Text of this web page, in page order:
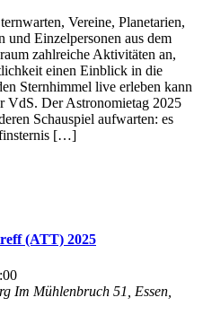
Vereine, Planetarien,
und Einzelpersonen aus dem
zahlreiche Aktivitäten an,
einen Einblick in die
Sternhimmel live erleben kann
VdS. Der Astronomietag 2025
Schauspiel aufwarten: es
[…]
(ATT) 2025
Im Mühlenbruch 51, Essen,